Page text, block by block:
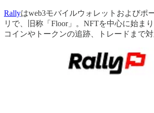
Rallyはweb3モバイルウォレットおよびポ
リで、旧称「Floor」。NFTを中心に始ま
コインやトークンの追跡、トレードまで対